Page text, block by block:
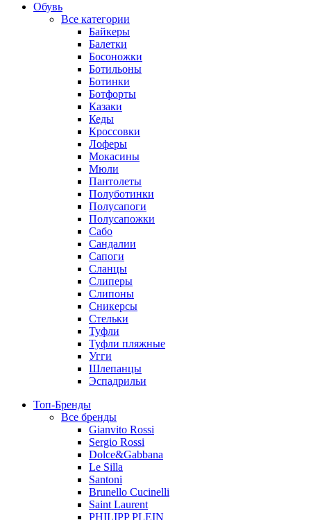
Обувь
Все категории
Байкеры
Балетки
Босоножки
Ботильоны
Ботинки
Ботфорты
Казаки
Кеды
Кроссовки
Лоферы
Мокасины
Мюли
Пантолеты
Полуботинки
Полусапоги
Полусапожки
Сабо
Сандалии
Сапоги
Сланцы
Слиперы
Слипоны
Сникерсы
Стельки
Туфли
Туфли пляжные
Угги
Шлепанцы
Эспадрильи
Топ-Бренды
Все бренды
Gianvito Rossi
Sergio Rossi
Dolce&Gabbana
Le Silla
Santoni
Brunello Cucinelli
Saint Laurent
PHILIPP PLEIN